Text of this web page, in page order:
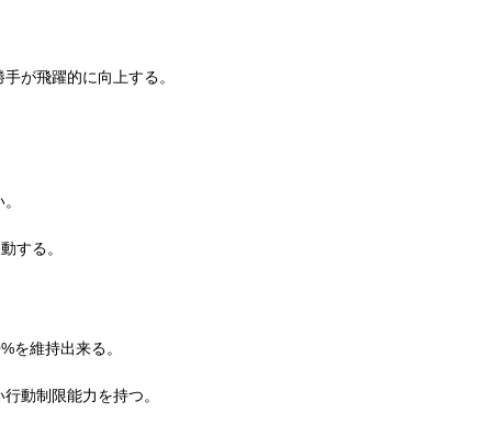
が飛躍的に向上する。
する。
を維持出来る。
動制限能力を持つ。